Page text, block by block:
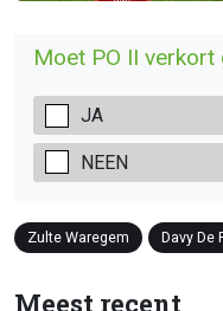
Moet PO II
JA
NEEN
Zulte Waregem Davy De
Meest recent